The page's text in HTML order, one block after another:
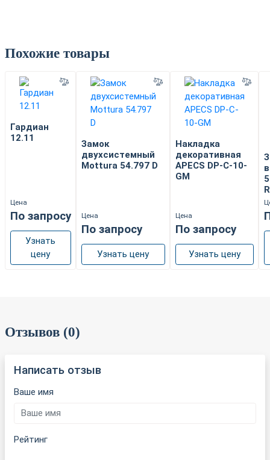
Похожие товары
Гардиан
12.11
Цена
По запросу
Узнать
цену
Замок
двухсистемный
Mottura 54.797 D
Цена
По запросу
Узнать цену
Накладка
декоративная
APECS DP-C-10-
GM
Цена
По запросу
Узнать цену
Отзывов (0)
Написать отзыв
Ваше имя
Рейтинг